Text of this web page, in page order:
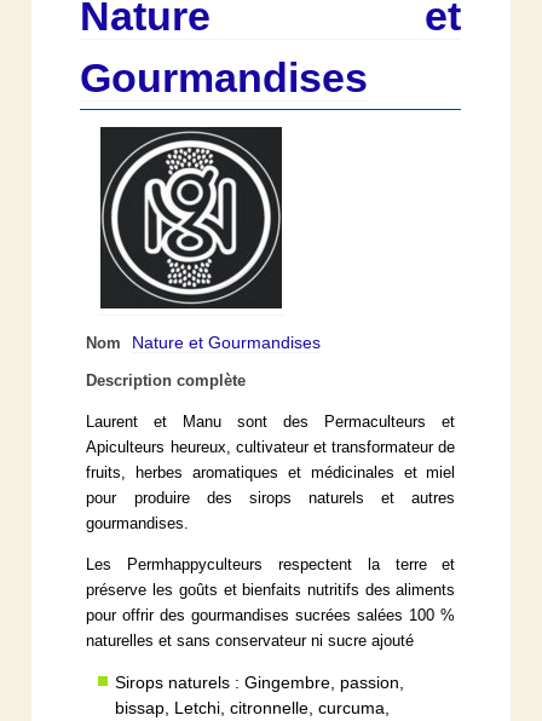
Nature et
Gourmandises
Nom Nature et Gourmandises
Description complète
Laurent et Manu sont des Permaculteurs et
Apiculteurs heureux, cultivateur et transformateur de
fruits, herbes aromatiques et médicinales et miel
pour produire des sirops naturels et autres
gourmandises.
Les Permhappyculteurs respectent la terre et
préserve les goûts et bienfaits nutritifs des aliments
pour offrir des gourmandises sucrées salées 100 %
naturelles et sans conservateur ni sucre ajouté
Sirops naturels : Gingembre, passion,
bissap, Letchi, citronnelle, curcuma,